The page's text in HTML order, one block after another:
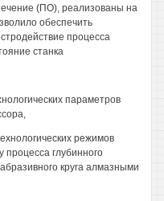
(ПО), реализованы на
обеспечить
процесса
станка
параметров
режимов
процесса глубинного
круга алмазными